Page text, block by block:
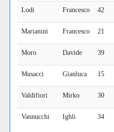
Lodi Francesco 42
Marianini Francesco 21
Moro Davide 39
Musacci Gianluca 15
Valdifiori Mirko 30
Vannucchi Ighli 34